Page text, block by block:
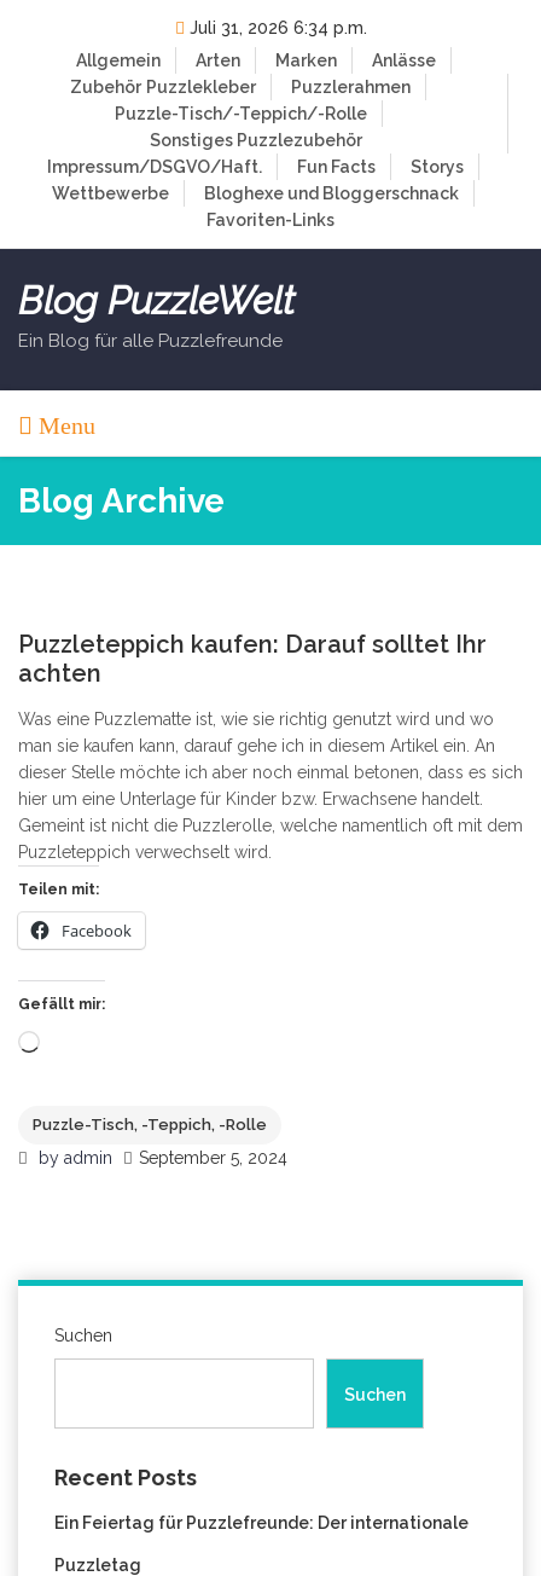
Juli 31, 2026 6:34 p.m.
Allgemein
Arten Marken
Anlässe
Zubehör Puzzlekleber
Puzzlerahmen
Puzzle-Tisch/-Teppich/-Rolle
Sonstiges Puzzlezubehör
Impressum/DSGVO/Haft.
Fun Facts
Storys
Wettbewerbe
Bloghexe und Bloggerschnack
Favoriten-Links
Blog PuzzleWelt
Ein Blog für alle Puzzlefreunde
Menu
Blog Archive
Puzzleteppich kaufen: Darauf solltet Ihr
achten
Was eine Puzzlematte ist, wie sie richtig genutzt wird und wo
man sie kaufen kann, darauf gehe ich in diesem Artikel ein. An
dieser Stelle möchte ich aber noch einmal betonen, dass es sich
hier um eine Unterlage für Kinder bzw. Erwachsene handelt.
Gemeint ist nicht die Puzzlerolle, welche namentlich oft mit dem
Puzzleteppich verwechselt wird.
Teilen mit:
Facebook
Gefällt mir:
Wird
Puzzle-Tisch, -Teppich, -Rolle
by admin September 5, 2024
Suchen
Suchen
Recent Posts
Ein Feiertag für Puzzlefreunde: Der internationale
Puzzletag